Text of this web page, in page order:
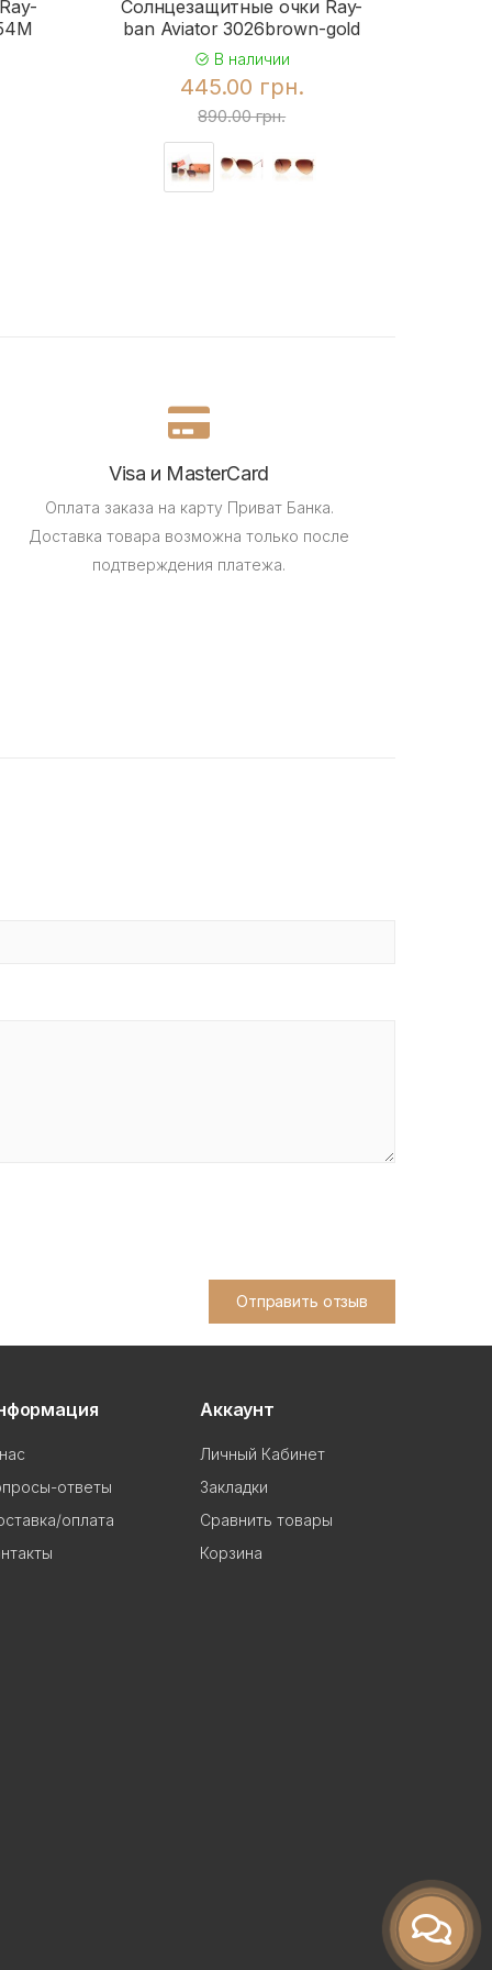
Солнцезащитные очки Ray-
ban Aviator 3026brown-gold
В наличии
445.00 грн.
890.00 грн.
Visa и MasterCard
Оплата заказа на карту Приват Банка.
Доставка товара возможна только после
подтверждения платежа.
Отправить отзыв
ответы
оплата
Аккаунт
Личный Кабинет
Закладки
Сравнить товары
Корзина